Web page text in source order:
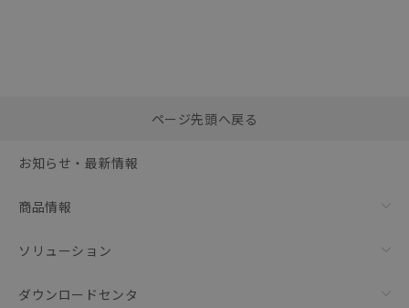
括ダウンロード
ページ先頭へ戻る
お知らせ・最新情報
商品情報
ソリューション
ダウンロードセンタ